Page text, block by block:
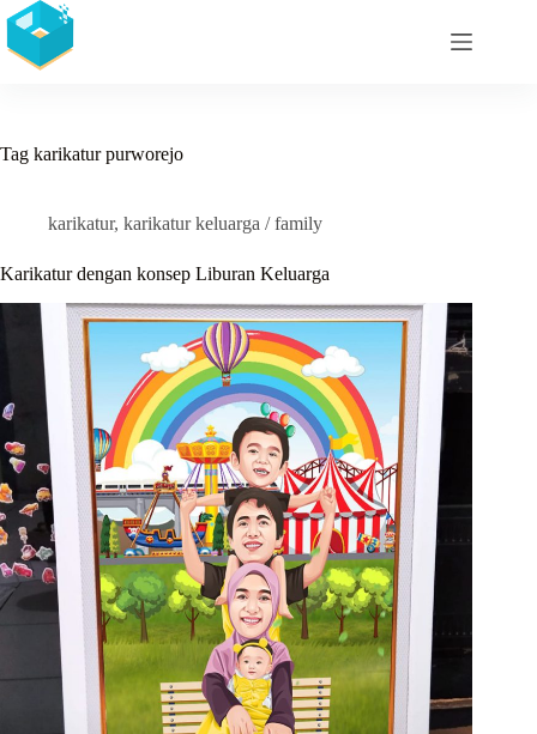
Skip
to
content
Tag karikatur purworejo
karikatur, karikatur keluarga / family
Karikatur dengan konsep Liburan Keluarga